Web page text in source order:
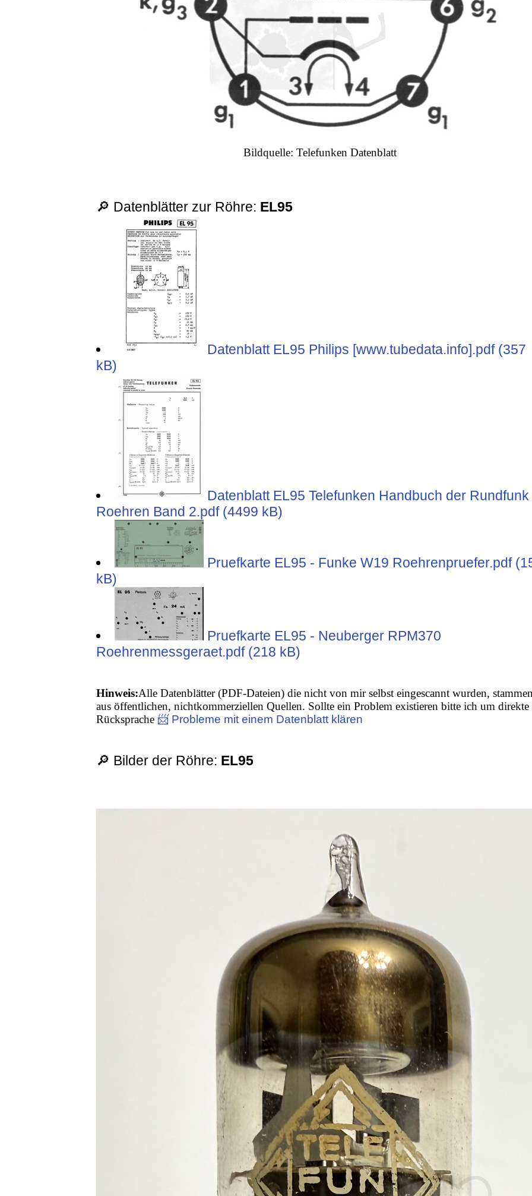
Bildquelle: Telefunken Datenblatt
🔎 Datenblätter zur Röhre: EL95
Datenblatt EL95 Philips [www.tubedata.info].pdf (357
kB)
Datenblatt EL95 Telefunken Handbuch der Rundfunk
Roehren Band 2.pdf (4499 kB)
Pruefkarte EL95 - Funke W19 Roehrenpruefer.pdf
kB)
Pruefkarte EL95 - Neuberger RPM370
Roehrenmessgeraet.pdf (218 kB)
Hinweis:Alle Datenblätter (PDF-Dateien) die nicht von mir selbst eingescannt wurden,
aus öffentlichen, nichtkommerziellen Quellen. Sollte ein Problem existieren bitte ich um direkte
Rücksprache 📨 Probleme mit einem Datenblatt klären
🔎 Bilder der Röhre: EL95